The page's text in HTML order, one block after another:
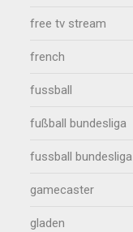
free tv stream
french
fussball
fußball bundesliga
fussball bundesliga
gamecaster
gladen